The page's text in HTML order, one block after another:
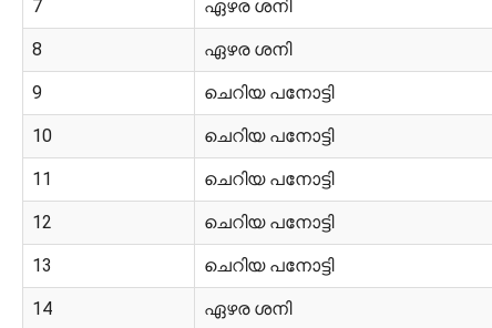
7 ഏഴര ശനി
8 ഏഴര ശനി
9 ചെറിയ പനോട്ടി
10 ചെറിയ പനോട്ടി
11 ചെറിയ പനോട്ടി
12 ചെറിയ പനോട്ടി
13 ചെറിയ പനോട്ടി
14 ഏഴര ശനി